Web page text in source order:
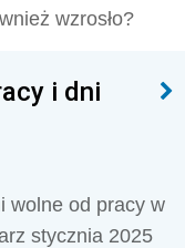
wzrosło?
i dni
wolne od pracy w
stycznia 2025